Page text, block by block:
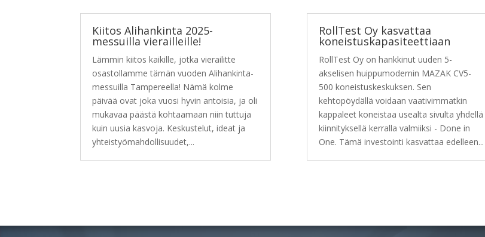
Kiitos Alihankinta 2025-
messuilla vierailleille!
Lämmin kiitos kaikille, jotka vierailitte
osastollamme tämän vuoden Alihankinta-
messuilla Tampereella! Nämä kolme
päivää ovat joka vuosi hyvin antoisia, ja oli
mukavaa päästä kohtaamaan niin tuttuja
kuin uusia kasvoja. Keskustelut, ideat ja
yhteistyömahdollisuudet,...
RollTest Oy kasvattaa
koneistuskapasiteettiaan
RollTest Oy on hankkinut uuden 5-
akselisen huippumodernin MAZAK CV5-
500 koneistuskeskuksen. Sen
kehtopöydällä voidaan vaativimmatkin
kappaleet koneistaa usealta sivulta yhdellä
kiinnityksellä kerralla valmiiksi - Done in
One. Tämä investointi kasvattaa edelleen...